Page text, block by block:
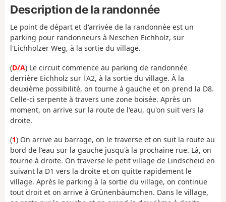
Description de la randonnée
Le point de départ et d'arrivée de la randonnée est un
parking pour randonneurs à Neschen Eichholz, sur
l'Eichholzer Weg, à la sortie du village.
(D/A) Le circuit commence au parking de randonnée
derrière Eichholz sur l'A2, à la sortie du village. À la
deuxième possibilité, on tourne à gauche et on prend la D8.
Celle-ci serpente à travers une zone boisée. Après un
moment, on arrive sur la route de l'eau, qu'on suit vers la
droite.
(1) On arrive au barrage, on le traverse et on suit la route au
bord de l'eau sur la gauche jusqu'à la prochaine rue. Là, on
tourne à droite. On traverse le petit village de Lindscheid en
suivant la D1 vers la droite et on quitte rapidement le
village. Après le parking à la sortie du village, on continue
tout droit et on arrive à Grünenbäumchen. Dans le village,